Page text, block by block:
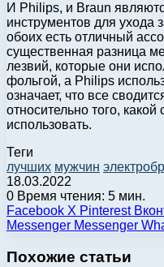
И Philips, и Braun
инструментов для ухода
обоих есть отличный
существенная разница
лезвий, которые они
фольгой, а Philips
означает, что все
относительно того,
использовать.
Теги
лучших мужчин
18.03.2022
0 Время чтения: 5 мин.
Facebook X Pinterest
Messenger Messenger
Похожие статьи